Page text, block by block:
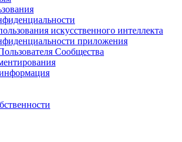
искусственного интеллекта
приложения
Сообщества